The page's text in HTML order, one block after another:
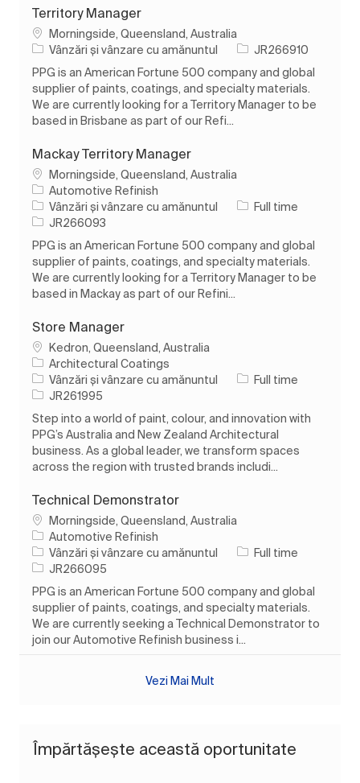
Territory Manager
LocMorningside, Queensland, Australia
Categorie
Vânzări și vânzare cu amănuntul Job IdJR266910
PPG is an American Fortune 500 company and global
supplier of paints, coatings, and specialty materials.
We are currently looking for a Territory Manager to be
based in Brisbane as part of our Refi...
Mackay Territory Manager
LocMorningside, Queensland, Australia
Automotive Refinish
Categorie
Vânzări și vânzare cu amănuntul Tipul postului
Full time
Job IdJR266093
PPG is an American Fortune 500 company and global
supplier of paints, coatings, and specialty materials.
We are currently looking for a Territory Manager to be
based in Mackay as part of our Refini...
Store Manager
LocKedron, Queensland, Australia
Architectural Coatings
Categorie
Vânzări și vânzare cu amănuntul Tipul postului
Full time
Job IdJR261995
Step into a world of paint, colour, and innovation with
PPG’s Australia and New Zealand Architectural
business. As a global leader, we transform spaces
across the region with trusted brands includi...
Technical Demonstrator
LocMorningside, Queensland, Australia
Automotive Refinish
Categorie
Vânzări și vânzare cu amănuntul Tipul postului
Full time
Job IdJR266095
PPG is an American Fortune 500 company and global
supplier of paints, coatings, and specialty materials.
We are currently seeking a Technical Demonstrator to
join our Automotive Refinish business i...
Vezi Mai Mult
Împărtășește această oportunitate